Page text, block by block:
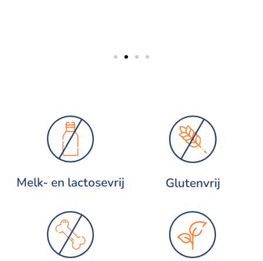
Melk- en lactosevrij Glutenvrij